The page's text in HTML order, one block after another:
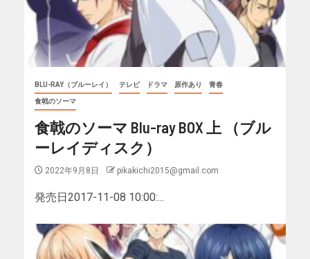
BLU-RAY（ブルーレイ） テレビ ドラマ 原作あり 青春
食戟のソーマ
食戟のソーマ Blu-ray BOX 上 （ブル
ーレイディスク）
2022年9月8日 pikakichi2015@gmail.com
発売日2017-11-08 10:00:...